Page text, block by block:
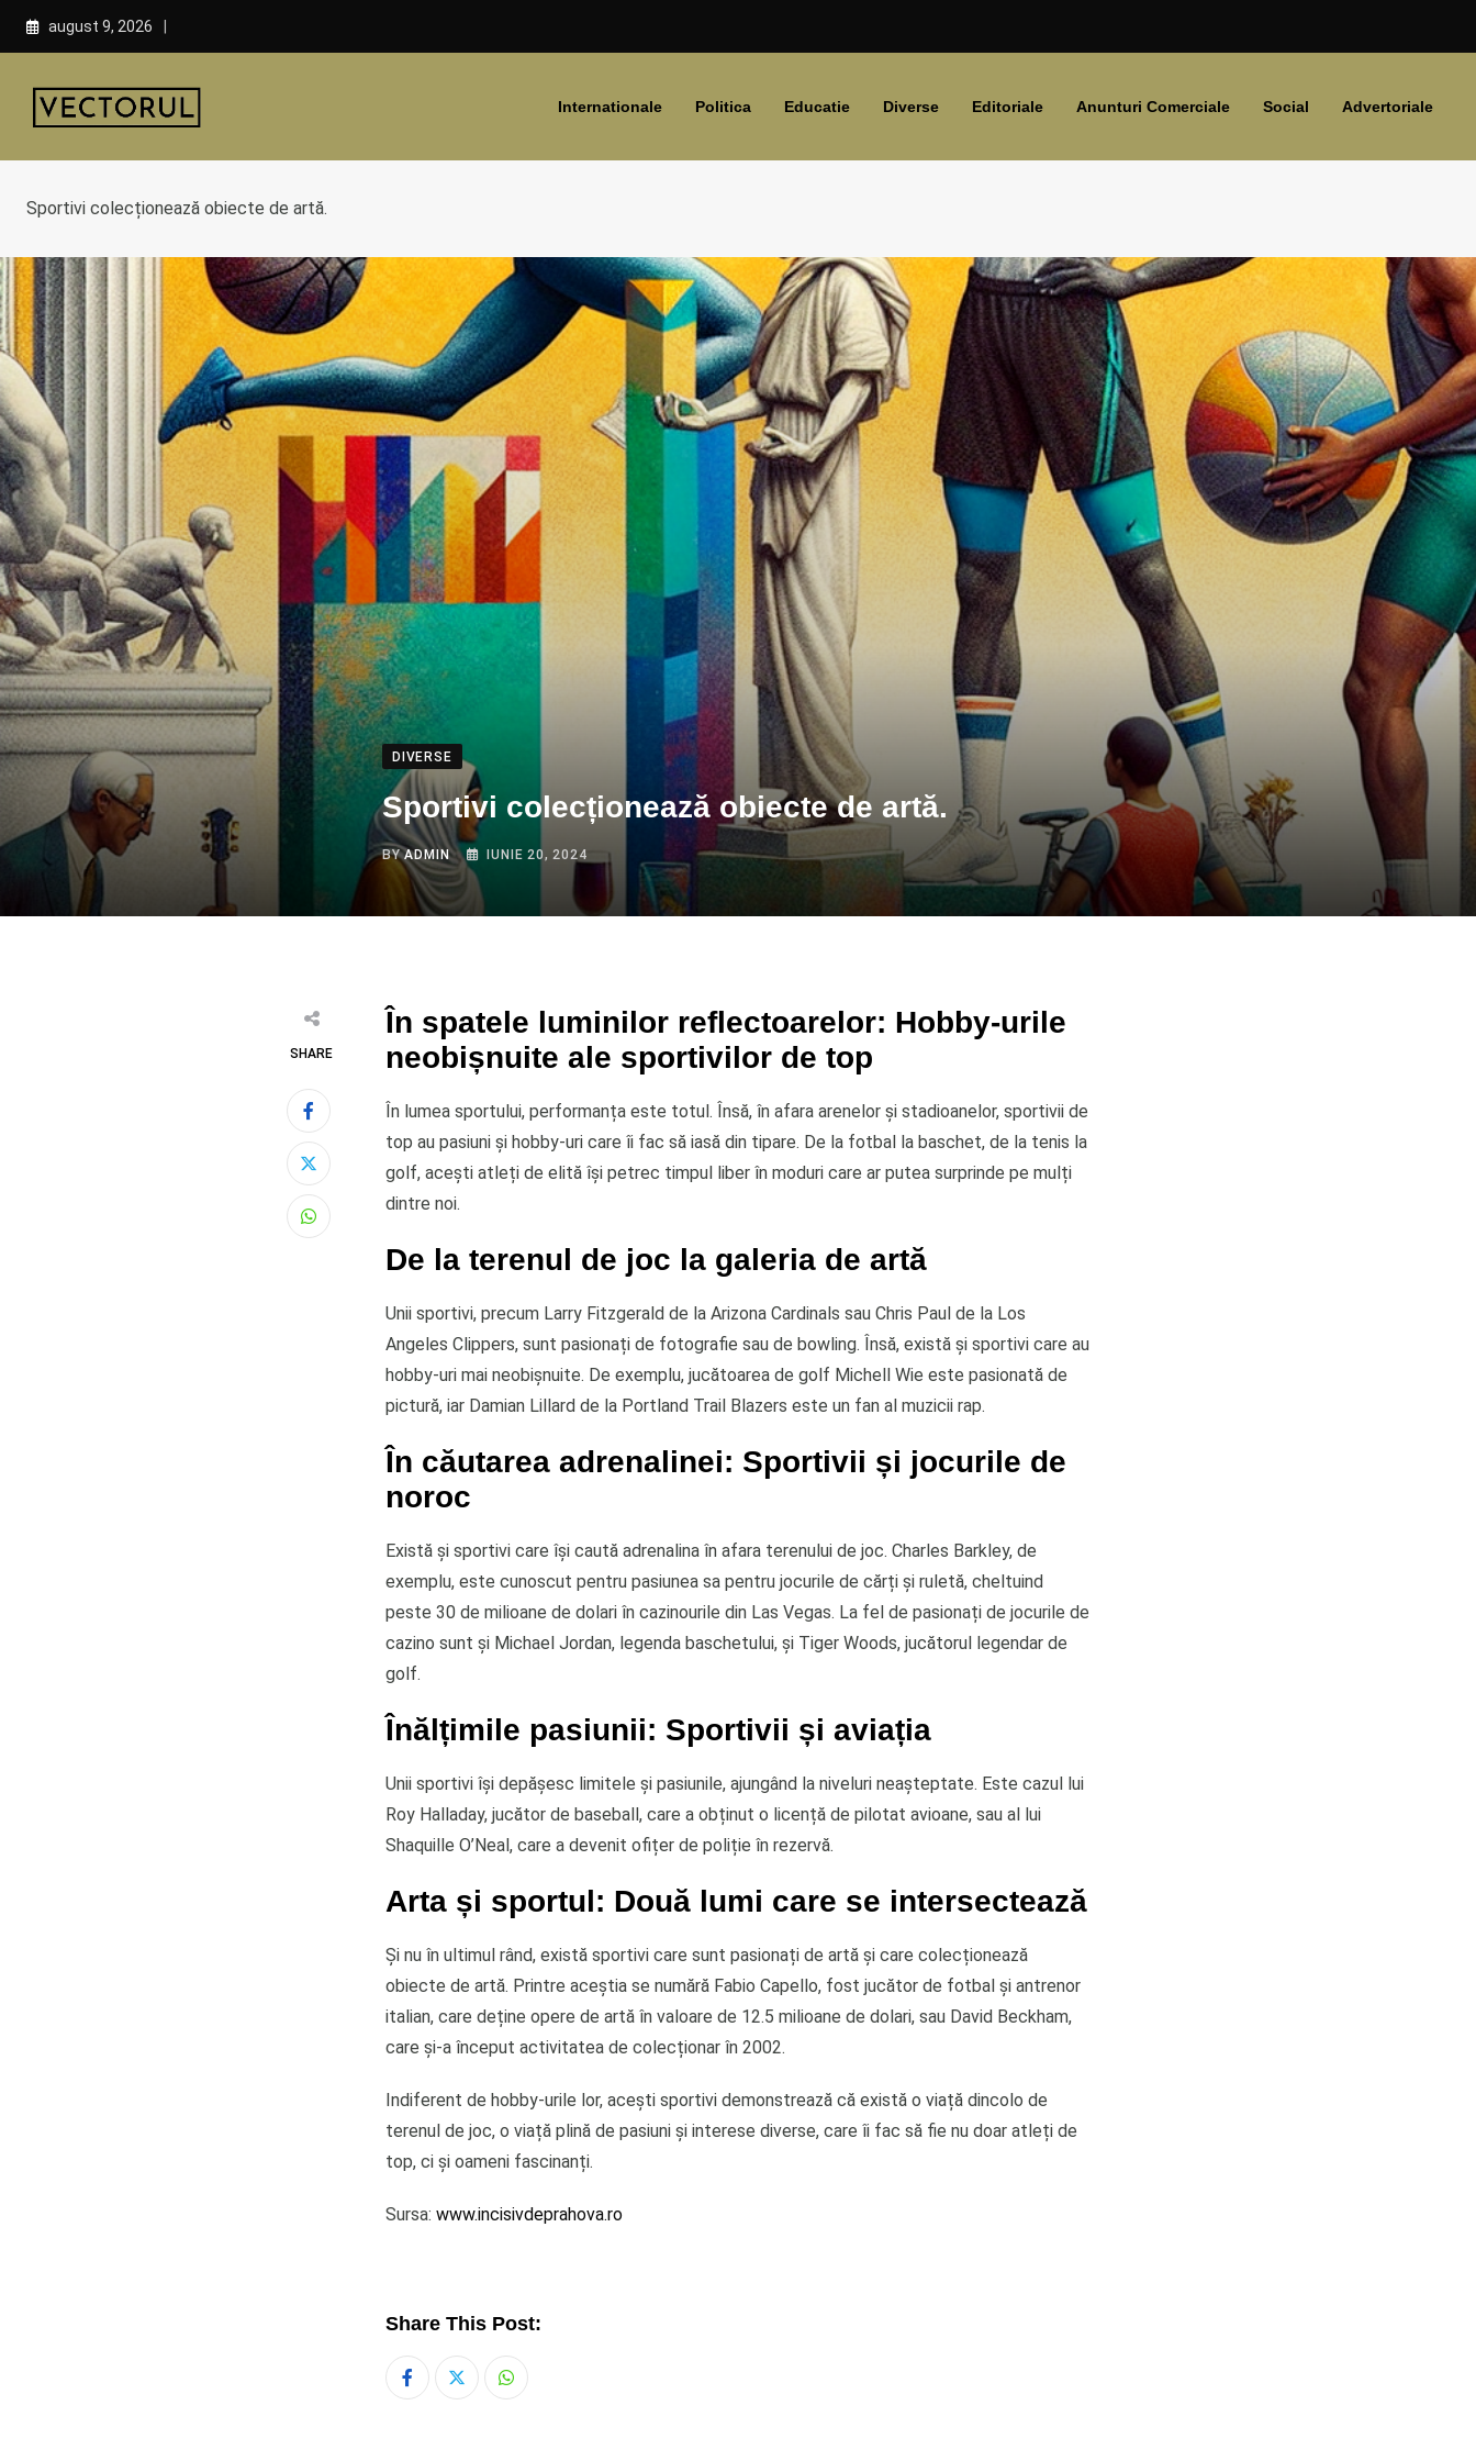
Skip
august 9, 2026
Internationale Politica Educatie Diverse Editoriale Anunturi Comerciale Social Advertoriale
Sportivi colecționează obiecte de artă.
DIVERSE
Sportivi colecționează obiecte de artă.
BYADMIN IUNIE 20, 2024
SHARE
Whatsapp
În spatele luminilor reflectoarelor: Hobby-urile
neobișnuite ale sportivilor de top
În lumea sportului, performanța este totul. Însă, în afara arenelor și stadioanelor, sportivii de
top au pasiuni și hobby-uri care îi fac să iasă din tipare. De la fotbal la baschet, de la tenis la
golf, acești atleți de elită își petrec timpul liber în moduri care ar putea surprinde pe mulți
dintre noi.
De la terenul de joc la galeria de artă
Unii sportivi, precum Larry Fitzgerald de la Arizona Cardinals sau Chris Paul de la Los
Angeles Clippers, sunt pasionați de fotografie sau de bowling. Însă, există și sportivi care au
hobby-uri mai neobișnuite. De exemplu, jucătoarea de golf Michell Wie este pasionată de
pictură, iar Damian Lillard de la Portland Trail Blazers este un fan al muzicii rap.
În căutarea adrenalinei: Sportivii și jocurile de
noroc
Există și sportivi care își caută adrenalina în afara terenului de joc. Charles Barkley, de
exemplu, este cunoscut pentru pasiunea sa pentru jocurile de cărți și ruletă, cheltuind
peste 30 de milioane de dolari în cazinourile din Las Vegas. La fel de pasionați de jocurile de
cazino sunt și Michael Jordan, legenda baschetului, și Tiger Woods, jucătorul legendar de
golf.
Înălțimile pasiunii: Sportivii și aviația
Unii sportivi își depășesc limitele și pasiunile, ajungând la niveluri neașteptate. Este cazul lui
Roy Halladay, jucător de baseball, care a obținut o licență de pilotat avioane, sau al lui
Shaquille O’Neal, care a devenit ofițer de poliție în rezervă.
Arta și sportul: Două lumi care se intersectează
Și nu în ultimul rând, există sportivi care sunt pasionați de artă și care colecționează
obiecte de artă. Printre aceștia se numără Fabio Capello, fost jucător de fotbal și antrenor
italian, care deține opere de artă în valoare de 12.5 milioane de dolari, sau David Beckham,
care și-a început activitatea de colecționar în 2002.
Indiferent de hobby-urile lor, acești sportivi demonstrează că există o viață dincolo de
terenul de joc, o viață plină de pasiuni și interese diverse, care îi fac să fie nu doar atleți de
top, ci și oameni fascinanți.
Sursa: www.incisivdeprahova.ro
Share This Post:
Whatsapp